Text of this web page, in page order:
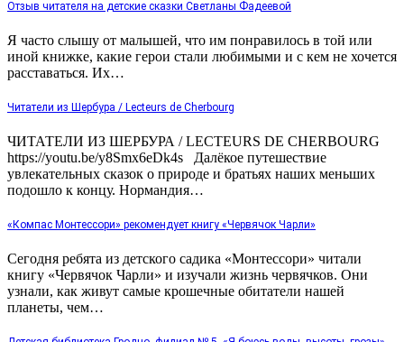
Отзыв читателя на детские сказки Светланы Фадеевой
Я часто слышу от малышей, что им понравилось в той или
иной книжке, какие герои стали любимыми и с кем не хочется
расставаться. Их…
Читатели из Шербура / Lecteurs de Cherbourg
ЧИТАТЕЛИ ИЗ ШЕРБУРА / LECTEURS DE CHERBOURG
https://youtu.be/y8Smx6eDk4s Далёкое путешествие
увлекательных сказок о природе и братьях наших меньших
подошло к концу. Нормандия…
«Компас Монтессори» рекомендует книгу «Червячок Чарли»
Сегодня ребята из детского садика «Монтессори» читали
книгу «Червячок Чарли» и изучали жизнь червячков. Они
узнали, как живут самые крошечные обитатели нашей
планеты, чем…